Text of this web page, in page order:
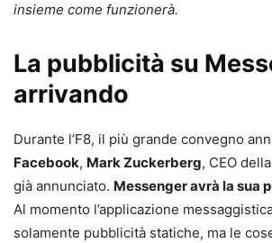
insieme come funzionerà.
La pubblicità su
arrivando
Durante l’F8, il più grande convegno
Facebook, Mark Zuckerberg, CEO
già annunciato. Messenger avrà la sua
Al momento l’applicazione
solamente pubblicità statiche, ma le